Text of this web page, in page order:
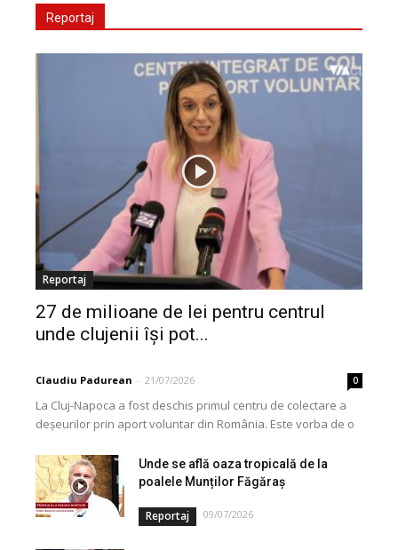
Reportaj
Reportaj
27 de milioane de lei pentru centrul
unde clujenii își pot...
Claudiu Padurean - 21/07/2026 0
La Cluj-Napoca a fost deschis primul centru de colectare a
deșeurilor prin aport voluntar din România. Este vorba de o
Unde se află oaza tropicală de la
poalele Munților Făgăraș
Reportaj 09/07/2026